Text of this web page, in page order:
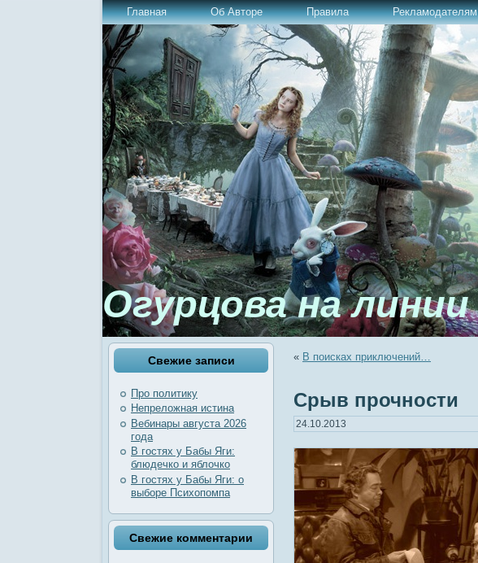
Главная Об Авторе Правила Рекламодателям
Огурцова на линии
Свежие записи
Про политику
Непреложная истина
Вебинары августа 2026
года
В гостях у Бабы Яги:
блюдечко и яблочко
В гостях у Бабы Яги: о
выборе Психопомпа
Свежие комментарии
« В поисках приключений…
Срыв прочности
24.10.2013